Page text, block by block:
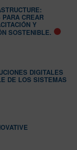
CREAR
Y
SOSTENIBLE.
DIGITALES
DE LOS SISTEMAS